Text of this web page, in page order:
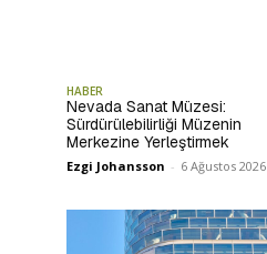
HABER
Nevada Sanat Müzesi:
Sürdürülebilirliği Müzenin
Merkezine Yerleştirmek
Ezgi Johansson - 6 Ağustos 2026